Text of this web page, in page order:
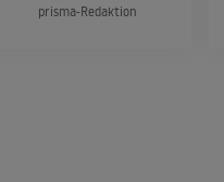
prisma-Redaktion